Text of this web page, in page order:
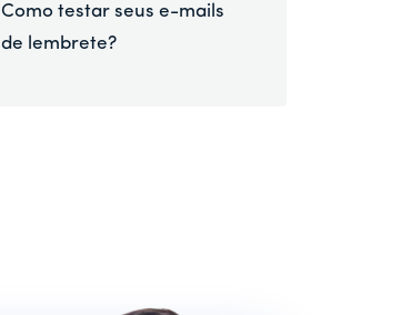
Como testar seus e-mails
de lembrete?